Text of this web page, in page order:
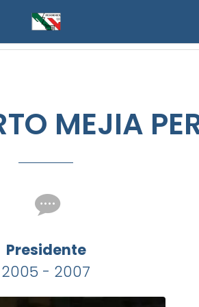
MEJIA
Presidente
2005 - 2007